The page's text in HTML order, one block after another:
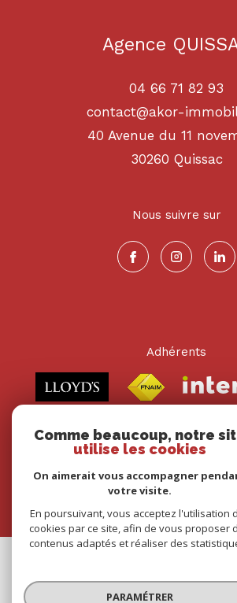
Agence
04 66 71 82 93
contact@akor-
40 Avenue du 11
30260
quissac
Nous suivre sur
Adhérents
© 2026 | Tous droits réservés | Traduction
Admin
Politique RGPD
Comme beaucoup, notre
utilise les cookies
On aimerait vous accompagner
votre visite.
En poursuivant, vous acceptez l'utilisation
cookies par ce site, afin de vous proposer
contenus adaptés et réaliser des
PARAMÉTRER